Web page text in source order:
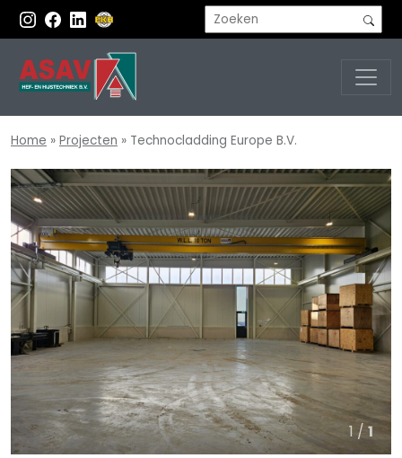
Home » Projecten » Technocladding Europe B.V.
1 /1